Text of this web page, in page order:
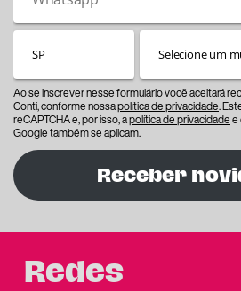
Ao se inscrever nesse formulário você aceitará
Conti, conforme nossapolítica de privacidade.
reCAPTCHA e, por isso, apolítica de privacidadee
Google também se aplicam.
Receber
Redes